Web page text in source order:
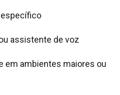
específico
assistente de voz
em ambientes maiores ou